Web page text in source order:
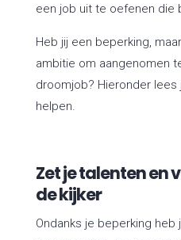
een job uit te oefenen die
Heb jij een beperking,
ambitie om aangenomen
droomjob? Hieronder
helpen.
Zet je talenten en
de kijker
Ondanks je beperking